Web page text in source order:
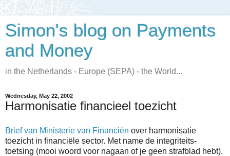
Simon's blog on Payments
and Money
in the Netherlands - Europe (SEPA) - the World...
Wednesday, May 22, 2002
Harmonisatie financieel toezicht
Brief van Ministerie van Financiën over harmonisatie
toezicht in financiële sector. Met name de integriteits-
toetsing (mooi woord voor nagaan of je geen strafblad hebt).